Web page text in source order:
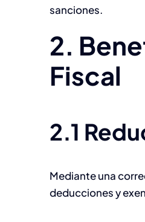
sanciones.
2.
Fiscal
2.1
Mediante una
deducciones y